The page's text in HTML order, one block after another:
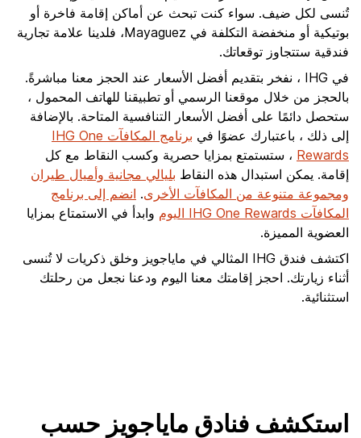
تُنسى لكل ضيف. سواء كنت تبحث عن أماكن إقامة فاخرة أو
بوتيكية أو منخفضة التكلفة في Mayaguez، فلدينا علامة تجارية
فندقية ستتجاوز توقعاتك.
في IHG ، نفخر بتقديم أفضل الأسعار عند الحجز معنا مباشرةً.
بالحجز من خلال موقعنا الرسمي أو تطبيقنا للهاتف المحمول ،
ستحصل دائمًا على أفضل الأسعار التنافسية المتاحة. بالإضافة
إلى ذلك ، باعتبارك عضوًا في
برنامج المكافآت IHG One
Rewards ، ستستمتع بمزايا حصرية وكسب النقاط مع كل
إقامة. يمكن استبدال هذه النقاط بليالي مجانية وأميال طيران
ومجموعة متنوعة من المكافآت الأخرى. انضم إلى برنامج
المكافآت IHG One Rewards اليوم
وابدأ في الاستمتاع بمزايا
العضوية المميزة.
اكتشف فندق IHG المثالي في ماياجويز وخلق ذكريات لا تُنسى
أثناء زيارتك. احجز إقامتك معنا اليوم ودعنا نجعل من رحلتك
استثنائية.
استكشف فنادق ماياجويز حسب